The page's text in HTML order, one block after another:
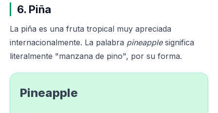
6. Piña
La piña es una fruta tropical muy apreciada
internacionalmente. La palabra pineapplesignifica
literalmente "manzana de pino", por su forma.
Pineapple